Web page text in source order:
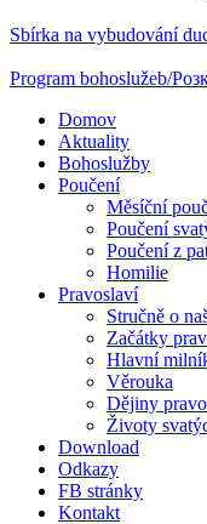
Sbírka na vybudování
Program bohoslužeb/
Domov
Aktuality
Bohoslužby
Poučení
Měsíční
Poučení
Poučení z
Homilie
Pravoslaví
Stručně o
Začátky
Hlavní
Věrouka
Dějiny
Životy
Download
Odkazy
FB stránky
Kontakt